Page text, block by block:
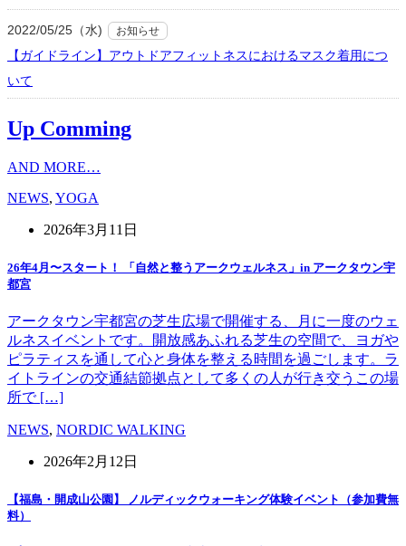
2022/05/25（水) お知らせ
【ガイドライン】アウトドアフィットネスにおけるマスク着用につ
いて
Up Comming
AND MORE…
NEWS, YOGA
2026年3月11日
26年4月〜スタート！ 「自然と整うアークウェルネス」in アークタウン宇
都宮
アークタウン宇都宮の芝生広場で開催する、月に一度のウェ
ルネスイベントです。開放感あふれる芝生の空間で、ヨガや
ピラティスを通して心と身体を整える時間を過ごします。ラ
イトラインの交通結節拠点として多くの人が行き交うこの場
所で […]
NEWS, NORDIC WALKING
2026年2月12日
【福島・開成山公園】 ノルディックウォーキング体験イベント（参加費無
料）